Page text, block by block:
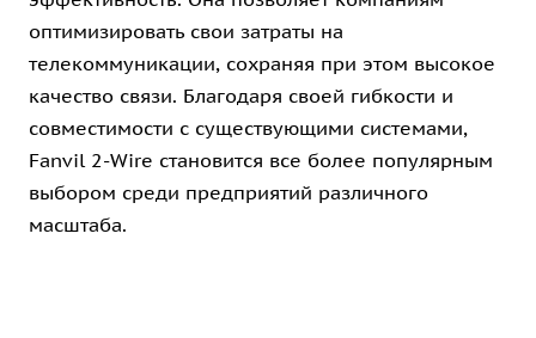
оптимизировать свои затраты на
телекоммуникации, сохраняя при этом высокое
качество связи. Благодаря своей гибкости и
совместимости с существующими системами,
Fanvil 2-Wire становится все более популярным
выбором среди предприятий различного
масштаба.